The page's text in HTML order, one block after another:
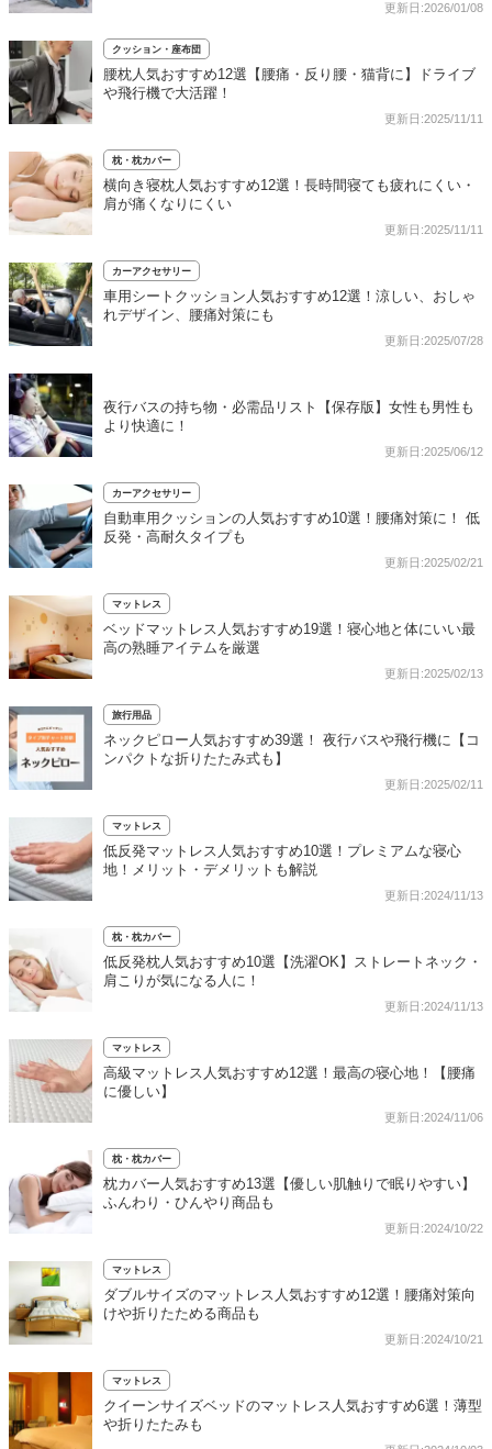
更新日:2026/01/08
クッション・座布団
腰枕人気おすすめ12選【腰痛・反り腰・猫背に】ドライブ
や飛行機で大活躍！
更新日:2025/11/11
枕・枕カバー
横向き寝枕人気おすすめ12選！長時間寝ても疲れにくい・
肩が痛くなりにくい
更新日:2025/11/11
カーアクセサリー
車用シートクッション人気おすすめ12選！涼しい、おしゃ
れデザイン、腰痛対策にも
更新日:2025/07/28
夜行バスの持ち物・必需品リスト【保存版】女性も男性も
より快適に！
更新日:2025/06/12
カーアクセサリー
自動車用クッションの人気おすすめ10選！腰痛対策に！ 低
反発・高耐久タイプも
更新日:2025/02/21
マットレス
ベッドマットレス人気おすすめ19選！寝心地と体にいい最
高の熟睡アイテムを厳選
更新日:2025/02/13
旅行用品
ネックピロー人気おすすめ39選！ 夜行バスや飛行機に【コ
ンパクトな折りたたみ式も】
更新日:2025/02/11
マットレス
低反発マットレス人気おすすめ10選！プレミアムな寝心
地！メリット・デメリットも解説
更新日:2024/11/13
枕・枕カバー
低反発枕人気おすすめ10選【洗濯OK】ストレートネック・
肩こりが気になる人に！
更新日:2024/11/13
マットレス
高級マットレス人気おすすめ12選！最高の寝心地！【腰痛
に優しい】
更新日:2024/11/06
枕・枕カバー
枕カバー人気おすすめ13選【優しい肌触りで眠りやすい】
ふんわり・ひんやり商品も
更新日:2024/10/22
マットレス
ダブルサイズのマットレス人気おすすめ12選！腰痛対策向
けや折りたためる商品も
更新日:2024/10/21
マットレス
クイーンサイズベッドのマットレス人気おすすめ6選！薄型
や折りたたみも